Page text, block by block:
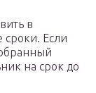
в
сроки. Если
на срок до